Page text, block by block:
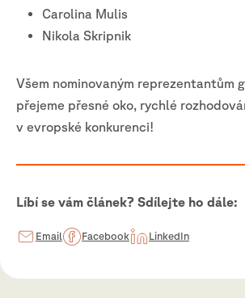
Carolina Mulis
Nikola Skripnik
Všem nominovaným reprezentantům
přejeme přesné oko, rychlé
v evropské konkurenci!
Líbí se vám článek? Sdílejte ho dále:
Email Facebook LinkedIn